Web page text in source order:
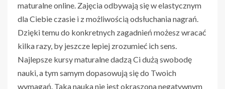
maturalne online. Zajęcia odbywają się w elastycznym
dla Ciebie czasie i z możliwością odsłuchania nagrań.
Dzięki temu do konkretnych zagadnień możesz wracać
kilka razy, by jeszcze lepiej zrozumieć ich sens.
Najlepsze kursy maturalne dadzą Ci dużą swobodę
nauki, a tym samym dopasowują się do Twoich
wymagań. Taka nauka nie jest okraszona negatywnym